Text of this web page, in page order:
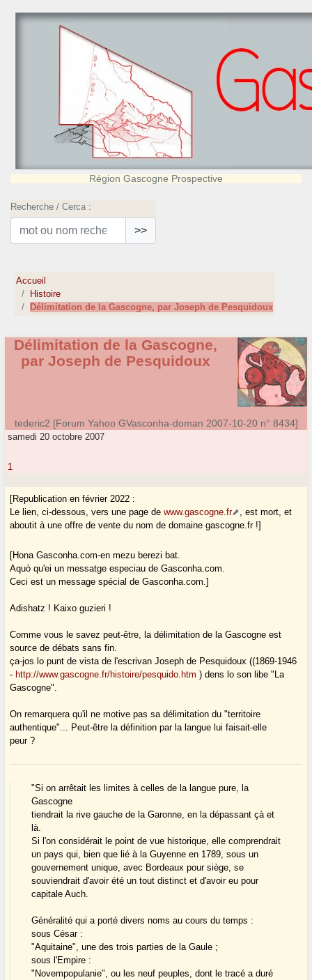
Région Gascogne Prospective
Recherche / Cerca :
>>
Accueil
Histoire
Délimitation de la Gascogne, par Joseph de Pesquidoux
Délimitation de la Gascogne,
par Joseph de Pesquidoux
tederic2 [Forum Yahoo GVasconha-doman 2007-10-20 n° 8434]
samedi 20 octobre 2007
1
[Republication en février 2022 :
Le lien, ci-dessous, vers une page dewww.gascogne.fr
, est mort, et
aboutit à une offre de vente du nom de domaine gascogne.fr !]
[Hona Gasconha.com-en mezu berezi bat.
Aquò qu'ei un messatge especiau de Gasconha.com.
Ceci est un message spécial de Gasconha.com.]
Adishatz ! Kaixo guzieri !
Comme vous le savez peut-être, la délimitation de la Gascogne est
source de débats sans fin.
ça-jos lo punt de vista de l'escrivan Joseph de Pesquidoux ((1869-1946
- http://www.gascogne.fr/histoire/pesquido.htm ) dens lo son libe "La
Gascogne".
On remarquera qu'il ne motive pas sa délimitation du "territoire
authentique"... Peut-être la définition par la langue lui faisait-elle
peur ?
"Si on arrêtait les limites à celles de la langue pure, la
Gascogne
tiendrait la rive gauche de la Garonne, en la dépassant çà et
là.
Si l'on considérait le point de vue historique, elle comprendrait
un pays qui, bien que lié à la Guyenne en 1789, sous un
gouvernement unique, avec Bordeaux pour siège, se
souviendrait d'avoir été un tout distinct et d'avoir eu pour
capitale Auch.
Généralité qui a porté divers noms au cours du temps :
sous César :
"Aquitaine", une des trois parties de la Gaule ;
sous l'Empire :
"Novempopulanie", ou les neuf peuples, dont le tracé a duré